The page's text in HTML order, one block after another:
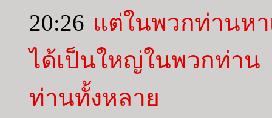
20:26 แต่ในพวกท่านห
ได้เป็นใหญ่ในพวกท่
ท่านทั้งหลาย